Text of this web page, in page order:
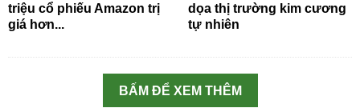
triệu cổ phiếu Amazon trị
giá hơn...
dọa thị trường kim cương
tự nhiên
BẤM ĐỂ XEM THÊM